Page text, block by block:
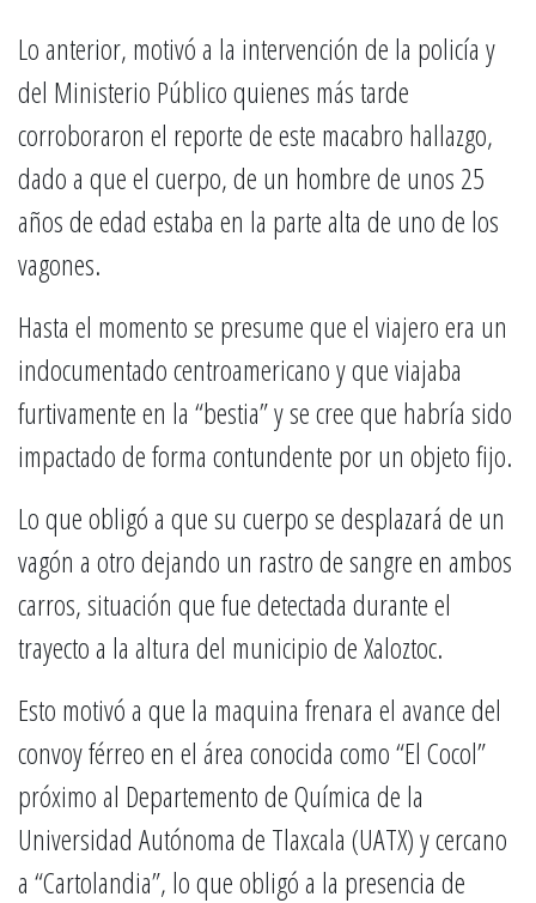
Lo anterior, motivó a la intervención de la policía y
del Ministerio Público quienes más tarde
corroboraron el reporte de este macabro hallazgo,
dado a que el cuerpo, de un hombre de unos 25
años de edad estaba en la parte alta de uno de los
vagones.
Hasta el momento se presume que el viajero era un
indocumentado centroamericano y que viajaba
furtivamente en la “bestia” y se cree que habría sido
impactado de forma contundente por un objeto fijo.
Lo que obligó a que su cuerpo se desplazará de un
vagón a otro dejando un rastro de sangre en ambos
carros, situación que fue detectada durante el
trayecto a la altura del municipio de Xaloztoc.
Esto motivó a que la maquina frenara el avance del
convoy férreo en el área conocida como “El Cocol”
próximo al Departemento de Química de la
Universidad Autónoma de Tlaxcala (UATX) y cercano
a “Cartolandia”, lo que obligó a la presencia de